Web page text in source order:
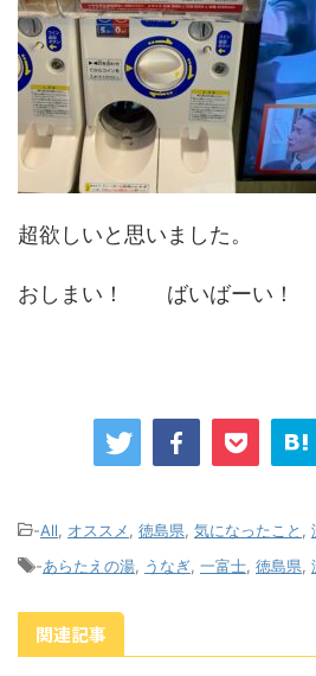
超欲しいと思いました。
おしまい！ ばいばーい！
-All, オススメ, 徳島県, 気になったこと ,
-あらたえの湯, うなぎ, 一富士, 徳島県,
関連記事